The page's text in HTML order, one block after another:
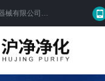
欢迎访问上海沪净医疗器械有限公司网站！